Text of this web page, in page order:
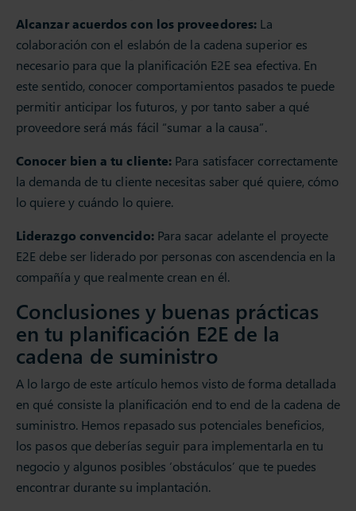
Alcanzar acuerdos con los proveedores: La
colaboración con el eslabón de la cadena superior es
necesario para que la planificación E2E sea efectiva. En
este sentido, conocer comportamientos pasados te puede
permitir anticipar los futuros, y por tanto saber a qué
proveedore será más fácil “sumar a la causa”.
Conocer bien a tu cliente: Para satisfacer correctamente
la demanda de tu cliente necesitas saber qué quiere, cómo
lo quiere y cuándo lo quiere.
Liderazgo convencido:Para sacar adelante el proyecte
E2E debe ser liderado por personas con ascendencia en la
compañía y que realmente crean en él.
Conclusiones y buenas prácticas
en tu planificación E2E de la
cadena de suministro
A lo largo de este artículo hemos visto de forma detallada
en qué consiste la planificación end to end de la cadena de
suministro. Hemos repasado sus potenciales beneficios,
los pasos que deberías seguir para implementarla en tu
negocio y algunos posibles ‘obstáculos’ que te puedes
encontrar durante su implantación.